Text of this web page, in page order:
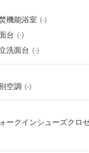
機能浴室 (-)
台 (-)
洗面台 (-)
空調 (-)
ークインシューズクロ